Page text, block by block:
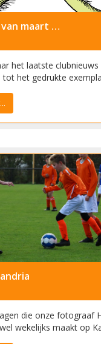
Kikkerleer van maart nu online
het laatste
tot het gedrukte
die onze fotograaf
wekelijks maakt op